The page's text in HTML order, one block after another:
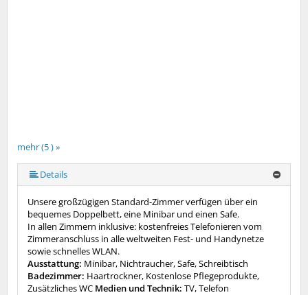
mehr (5 ) »
mehr (5 ) »
Details
Unsere großzügigen Standard-Zimmer verfügen über ein
bequemes Doppelbett, eine Minibar und einen Safe.
In allen Zimmern inklusive: kostenfreies Telefonieren vom
Zimmeranschluss in alle weltweiten Fest- und Handynetze
sowie schnelles WLAN.
Ausstattung: Minibar, Nichtraucher, Safe, Schreibtisch
Badezimmer: Haartrockner, Kostenlose Pflegeprodukte,
Zusätzliches WC Medien und Technik: TV, Telefon